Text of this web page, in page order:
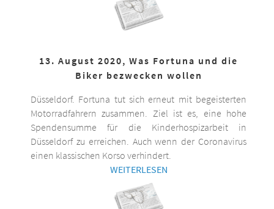
13. August 2020, Was Fortuna und die
Biker bezwecken wollen
Düsseldorf. Fortuna tut sich erneut mit begeisterten
Motorradfahrern zusammen. Ziel ist es, eine hohe
Spendensumme für die Kinderhospizarbeit in
Düsseldorf zu erreichen. Auch wenn der Coronavirus
einen klassischen Korso verhindert.
WEITERLESEN